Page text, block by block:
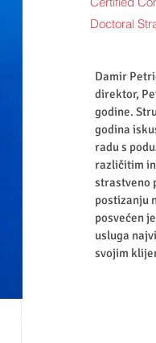
Doctoral
Damir
direktor,
godine.
godina
radu s
različitim
strastveno
postizanju
posvećen
usluga
svojim